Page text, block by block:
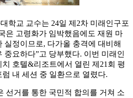
학교 교수는 24일 제2차 미래인구포
은 고령화가 임박했음에도 재원 마
실정이므로, 다가올 충격에 대비해
중요하다”고 당부했다. 이번 미래인
호텔&리조트에서 열린 제21회 평
내 세션 중 일환으로 열렸다.
선거를 통한 국민적 합의를 거쳐 소